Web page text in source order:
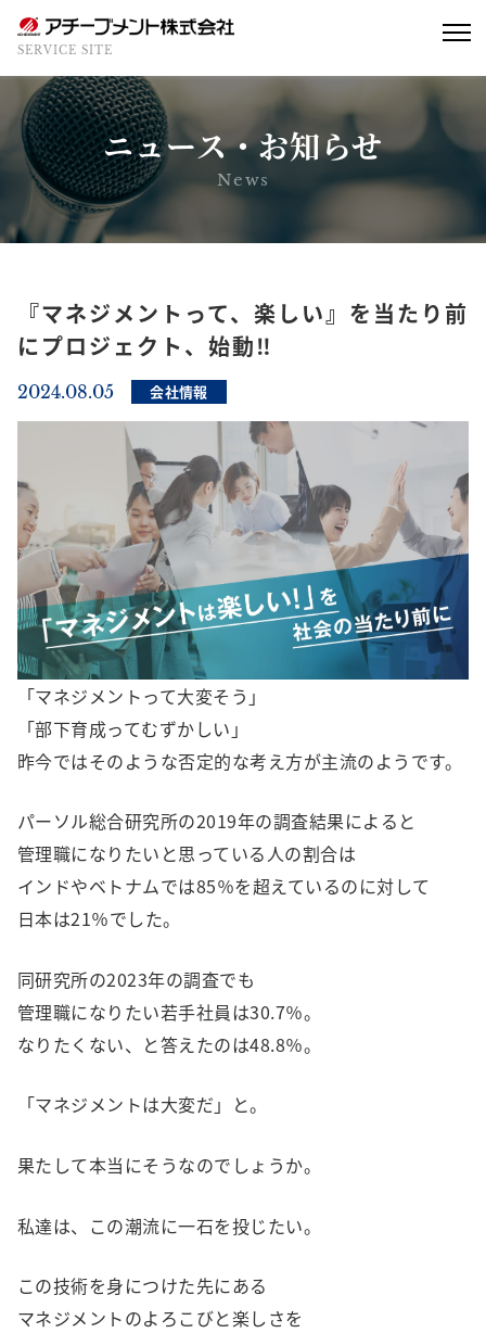
SERVICE SITE
ニュース・お知らせ
News
『マネジメントって、楽しい』を当たり前
にプロジェクト、始動‼︎
2024.08.05 会社情報
「マネジメントって大変そう」
「部下育成ってむずかしい」
昨今ではそのような否定的な考え方が主流のようです。
パーソル総合研究所の2019年の調査結果によると
管理職になりたいと思っている人の割合は
インドやベトナムでは85％を超えているのに対して
日本は21％でした。
同研究所の2023年の調査でも
管理職になりたい若手社員は30.7％。
なりたくない、と答えたのは48.8％。
「マネジメントは大変だ」と。
果たして本当にそうなのでしょうか。
私達は、この潮流に一石を投じたい。
この技術を身につけた先にある
マネジメントのよろこびと楽しさを